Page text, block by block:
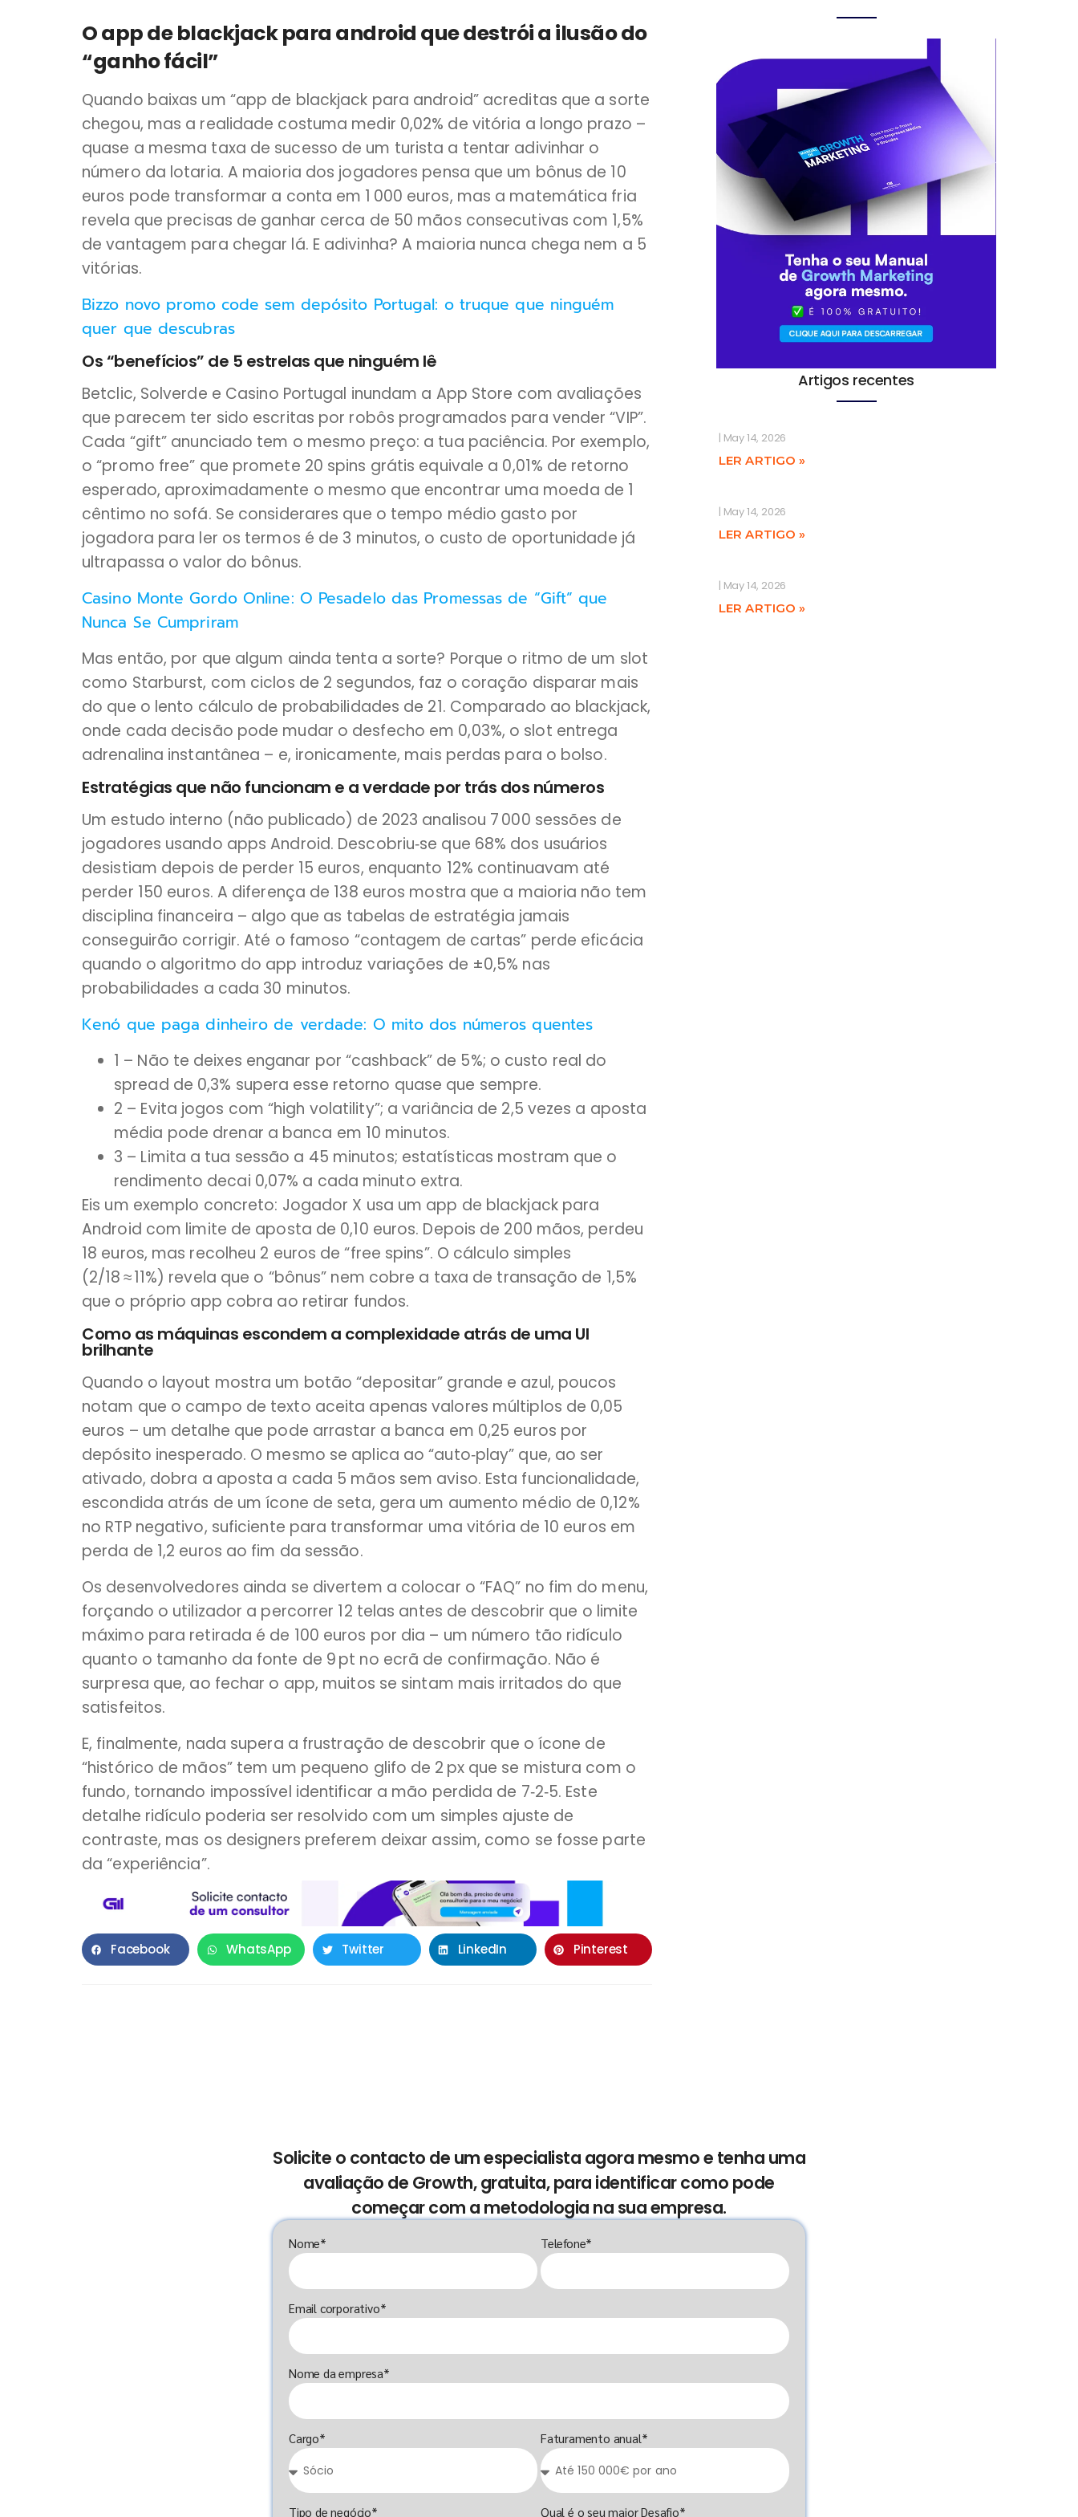
O app de blackjack para android que destrói a ilusão do
“ganho fácil”
Quando baixas um “app de blackjack para android” acreditas que a sorte
chegou, mas a realidade costuma medir 0,02% de vitória a longo prazo –
quase a mesma taxa de sucesso de um turista a tentar adivinhar o
número da lotaria. A maioria dos jogadores pensa que um bônus de 10
euros pode transformar a conta em 1 000 euros, mas a matemática fria
revela que precisas de ganhar cerca de 50 mãos consecutivas com 1,5%
de vantagem para chegar lá. E adivinha? A maioria nunca chega nem a 5
vitórias.
Bizzo novo promo code sem depósito Portugal: o truque que ninguém
quer que descubras
Os “benefícios” de 5 estrelas que ninguém lê
Betclic, Solverde e Casino Portugal inundam a App Store com avaliações
que parecem ter sido escritas por robôs programados para vender “VIP”.
Cada “gift” anunciado tem o mesmo preço: a tua paciência. Por exemplo,
o “promo free” que promete 20 spins grátis equivale a 0,01% de retorno
esperado, aproximadamente o mesmo que encontrar uma moeda de 1
cêntimo no sofá. Se considerares que o tempo médio gasto por
jogadora para ler os termos é de 3 minutos, o custo de oportunidade já
ultrapassa o valor do bônus.
Casino Monte Gordo Online: O Pesadelo das Promessas de “Gift” que
Nunca Se Cumpriram
Mas então, por que algum ainda tenta a sorte? Porque o ritmo de um slot
como Starburst, com ciclos de 2 segundos, faz o coração disparar mais
do que o lento cálculo de probabilidades de 21. Comparado ao blackjack,
onde cada decisão pode mudar o desfecho em 0,03%, o slot entrega
adrenalina instantânea – e, ironicamente, mais perdas para o bolso.
Estratégias que não funcionam e a verdade por trás dos números
Um estudo interno (não publicado) de 2023 analisou 7 000 sessões de
jogadores usando apps Android. Descobriu‑se que 68% dos usuários
desistiam depois de perder 15 euros, enquanto 12% continuavam até
perder 150 euros. A diferença de 138 euros mostra que a maioria não tem
disciplina financeira – algo que as tabelas de estratégia jamais
conseguirão corrigir. Até o famoso “contagem de cartas” perde eficácia
quando o algoritmo do app introduz variações de ±0,5% nas
probabilidades a cada 30 minutos.
Kenó que paga dinheiro de verdade: O mito dos números quentes
1 – Não te deixes enganar por “cashback” de 5%; o custo real do
spread de 0,3% supera esse retorno quase que sempre.
2 – Evita jogos com “high volatility”; a variância de 2,5 vezes a aposta
média pode drenar a banca em 10 minutos.
3 – Limita a tua sessão a 45 minutos; estatísticas mostram que o
rendimento decai 0,07% a cada minuto extra.
Eis um exemplo concreto: Jogador X usa um app de blackjack para
Android com limite de aposta de 0,10 euros. Depois de 200 mãos, perdeu
18 euros, mas recolheu 2 euros de “free spins”. O cálculo simples
(2/18 ≈ 11%) revela que o “bônus” nem cobre a taxa de transação de 1,5%
que o próprio app cobra ao retirar fundos.
Como as máquinas escondem a complexidade atrás de uma UI
brilhante
Quando o layout mostra um botão “depositar” grande e azul, poucos
notam que o campo de texto aceita apenas valores múltiplos de 0,05
euros – um detalhe que pode arrastar a banca em 0,25 euros por
depósito inesperado. O mesmo se aplica ao “auto‑play” que, ao ser
ativado, dobra a aposta a cada 5 mãos sem aviso. Esta funcionalidade,
escondida atrás de um ícone de seta, gera um aumento médio de 0,12%
no RTP negativo, suficiente para transformar uma vitória de 10 euros em
perda de 1,2 euros ao fim da sessão.
Os desenvolvedores ainda se divertem a colocar o “FAQ” no fim do menu,
forçando o utilizador a percorrer 12 telas antes de descobrir que o limite
máximo para retirada é de 100 euros por dia – um número tão ridículo
quanto o tamanho da fonte de 9 pt no ecrã de confirmação. Não é
surpresa que, ao fechar o app, muitos se sintam mais irritados do que
satisfeitos.
E, finalmente, nada supera a frustração de descobrir que o ícone de
“histórico de mãos” tem um pequeno glifo de 2 px que se mistura com o
fundo, tornando impossível identificar a mão perdida de 7‑2‑5. Este
detalhe ridículo poderia ser resolvido com um simples ajuste de
contraste, mas os designers preferem deixar assim, como se fosse parte
da “experiência”.
Facebook WhatsApp Twitter LinkedIn Pinterest
Artigos recentes
May 14, 2026
LER ARTIGO »
May 14, 2026
LER ARTIGO »
May 14, 2026
LER ARTIGO »
Solicite o contacto de um especialista agora mesmo e tenha uma
avaliação de Growth, gratuita, para identificar como pode
começar com a metodologia na sua empresa.
Nome* Telefone*
Email corporativo*
Nome da empresa*
Cargo* Faturamento anual*
Tipo de negócio* Qual é o seu maior Desafio*